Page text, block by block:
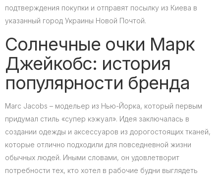
подтверждения покупки и отправят посылку из Киева в
указанный город Украины Новой Почтой.
Солнечные очки Марк
Джейкобс: история
популярности бренда
Marc Jacobs – модельер из Нью-Йорка, который первым
придумал стиль «супер кэжуал». Идея заключалась в
создании одежды и аксессуаров из дорогостоящих тканей,
которые отлично подходили для повседневной жизни
обычных людей. Иными словами, он удовлетворит
потребности тех, кто хотел в рабочие будни выглядеть